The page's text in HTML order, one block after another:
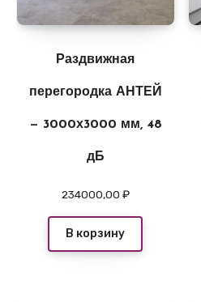
Раздвижная
перегородка АНТЕЙ
— 3000х3000 мм, 48
дБ
234000,00 ₽
В корзину